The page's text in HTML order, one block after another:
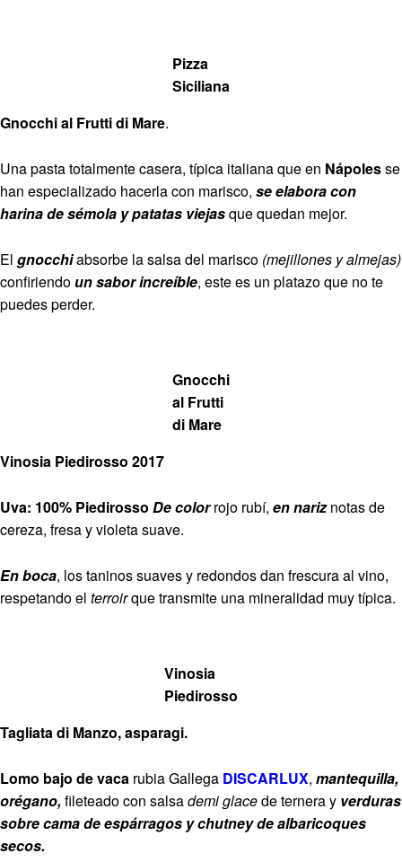
Pizza
Siciliana
Gnocchi al Frutti di Mare.
Una pasta totalmente casera, típica italiana que en Nápolesse
han especializado hacerla con marisco, se elabora con
harina de sémola y patatas viejasque quedan mejor.
El gnocchiabsorbe la salsa del marisco (mejillones y almejas)
confiriendoun sabor increíble, este es un platazo que no te
puedes perder.
Gnocchi
al Frutti
di Mare
Vinosia Piedirosso 2017
Uva: 100% Piedirosso De colorrojo rubí, en nariznotas de
cereza, fresa y violeta suave.
En boca, los taninos suaves y redondos dan frescura al vino,
respetando el terroirque transmite una mineralidad muy típica.
Vinosia
Piedirosso
Tagliata di Manzo, asparagi.
Lomo bajo de vaca rubia Gallega DISCARLUX, mantequilla,
orégano,fileteado con salsademi glacede ternera y verduras
sobre cama de espárragos y chutney de albaricoques
secos.